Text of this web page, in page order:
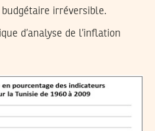
irréversible.
d’analyse de l’inflation